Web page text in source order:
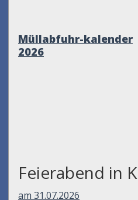
Müllabfuhr-kalender
2026
Feierabend in
am 31.07.2026